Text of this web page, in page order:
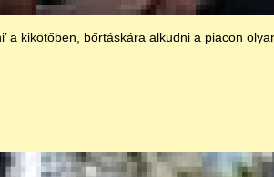
a kikötőben, bőrtáskára alkudni a piacon